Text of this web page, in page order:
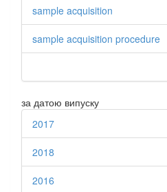
sample acquisition
sample acquisition procedure
за датою випуску
2017
2018
2016